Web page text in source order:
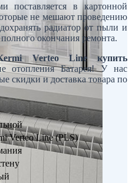
поставляется в картонной
не мешают проведению
радиатор от пыли и
окончания ремонта.
Verteo Line купить
отопления Батарея! У нас
скидки и доставка товара по
Verteo Line (PLS)